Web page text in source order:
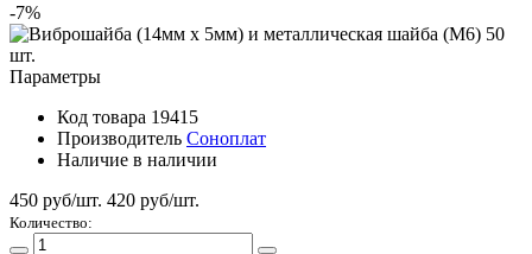
-7%
Параметры
Код товара 19415
Производитель Соноплат
Наличие в наличии
450 руб/шт. 420 руб/шт.
Количество: